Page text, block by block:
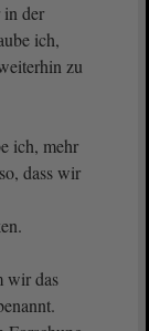
in der
ich,
zu
ich, mehr
dass wir
wir das